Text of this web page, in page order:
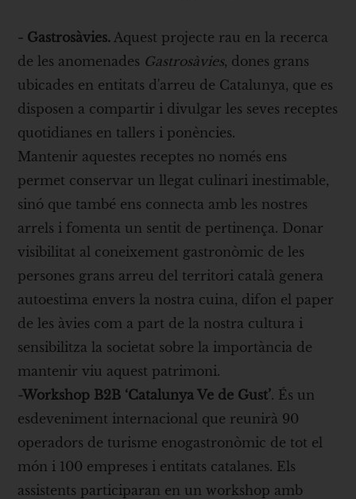
- Gastrosàvies. Aquest projecte rau en la recerca
de les anomenades Gastrosàvies, dones grans
ubicades en entitats d'arreu de Catalunya, que es
disposen a compartir i divulgar les seves receptes
quotidianes en tallers i ponències.
Mantenir aquestes receptes no només ens
permet conservar un llegat culinari inestimable,
sinó que també ens connecta amb les nostres
arrels i fomenta un sentit de pertinença. Donar
visibilitat al coneixement gastronòmic de les
persones grans arreu del territori català genera
autoestima envers la nostra cuina, difon el paper
de les àvies com a part de la nostra cultura i
sensibilitza la societat sobre la importància de
mantenir viu aquest patrimoni.
-Workshop B2B ‘Catalunya Ve de Gust’. És un
esdeveniment internacional que reunirà 90
operadors de turisme enogastronòmic de tot el
món i 100 empreses i entitats catalanes. Els
assistents participaran en un workshop amb